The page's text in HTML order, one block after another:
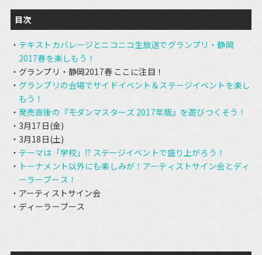
目次
テキストカバレージとニコニコ生放送でグランプリ・静岡
2017春を楽しもう！
グランプリ・静岡2017春 ここに注目！
グランプリの会場でサイドイベント＆ステージイベントを楽し
もう！
発売直後の『モダンマスターズ 2017年版』を遊びつくそう！
3月17日(金)
3月18日(土)
テーマは「学校」!? ステージイベントで盛り上がろう！
トーナメント以外にも楽しみが！アーティストサイン会とディ
ーラーブース！
アーティストサイン会
ディーラーブース